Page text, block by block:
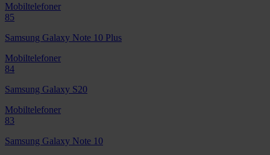
Mobiltelefoner
85
Samsung Galaxy Note 10 Plus
Mobiltelefoner
84
Samsung Galaxy S20
Mobiltelefoner
83
Samsung Galaxy Note 10